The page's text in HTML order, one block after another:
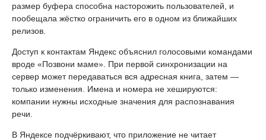
размер буфера способна насторожить пользователей, и
пообещала жёстко ограничить его в одном из ближайших
релизов.
Доступ к контактам Яндекс объяснил голосовыми командами
вроде «Позвони маме». При первой синхронизации на
сервер может передаваться вся адресная книга, затем —
только изменения. Имена и номера не хешируются:
компании нужны исходные значения для распознавания
речи.
В Яндексе подчёркивают, что приложение не читает